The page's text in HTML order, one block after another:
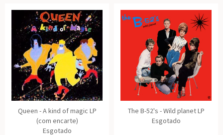
Queen - A kind of magic LP
(com encarte)
Esgotado
The B-52's - Wild planet LP
Esgotado